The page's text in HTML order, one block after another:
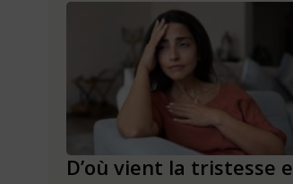
D’où vient la tristesse